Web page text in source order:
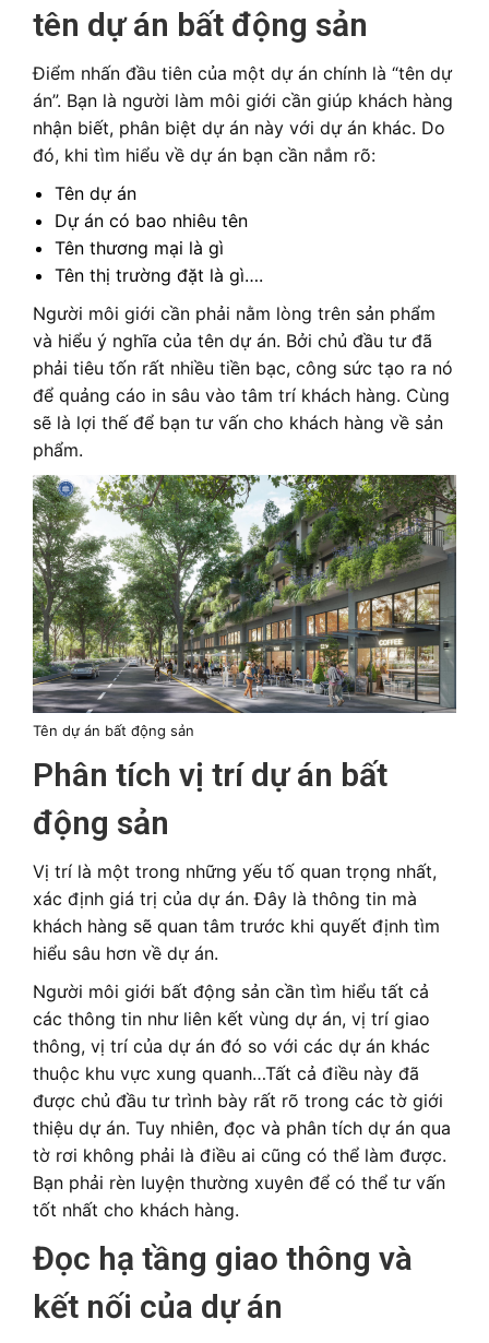
tên dự án bất động sản
Điểm nhấn đầu tiên của một dự án chính là “tên dự
án”. Bạn là người làm môi giới cần giúp khách hàng
nhận biết, phân biệt dự án này với dự án khác. Do
đó, khi tìm hiểu về dự án bạn cần nắm rõ:
Tên dự án
Dự án có bao nhiêu tên
Tên thương mại là gì
Tên thị trường đặt là gì….
Người môi giới cần phải nằm lòng trên sản phẩm
và hiểu ý nghĩa của tên dự án. Bởi chủ đầu tư đã
phải tiêu tốn rất nhiều tiền bạc, công sức tạo ra nó
để quảng cáo in sâu vào tâm trí khách hàng. Cùng
sẽ là lợi thế để bạn tư vấn cho khách hàng về sản
phẩm.
Tên dự án bất động sản
Phân tích vị trí dự án bất
động sản
Vị trí là một trong những yếu tố quan trọng nhất,
xác định giá trị của dự án. Đây là thông tin mà
khách hàng sẽ quan tâm trước khi quyết định tìm
hiểu sâu hơn về dự án.
Người môi giới bất động sản cần tìm hiểu tất cả
các thông tin như liên kết vùng dự án, vị trí giao
thông, vị trí của dự án đó so với các dự án khác
thuộc khu vực xung quanh…Tất cả điều này đã
được chủ đầu tư trình bày rất rõ trong các tờ giới
thiệu dự án. Tuy nhiên, đọc và phân tích dự án qua
tờ rơi không phải là điều ai cũng có thể làm được.
Bạn phải rèn luyện thường xuyên để có thể tư vấn
tốt nhất cho khách hàng.
Đọc hạ tầng giao thông và
kết nối của dự án